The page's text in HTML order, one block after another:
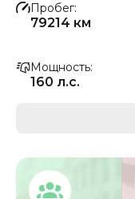
Пробег
79214 км
Мощность
160 л.с.
Объём двигателя
2 л